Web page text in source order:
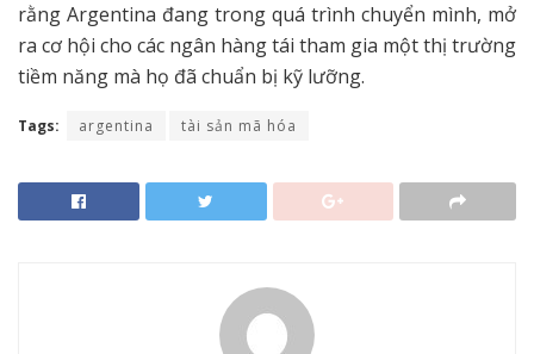
rằng Argentina đang trong quá trình chuyển mình, mở
ra cơ hội cho các ngân hàng tái tham gia một thị trường
tiềm năng mà họ đã chuẩn bị kỹ lưỡng.
Tags: argentina tài sản mã hóa